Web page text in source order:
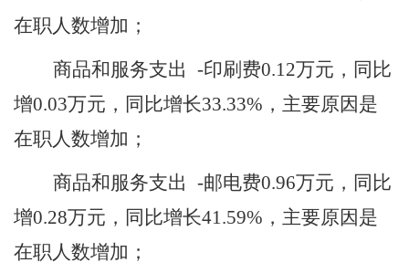
在职人数增加 ；
商品和服务支出 -印刷费0.12万元，同比
增0.03万元，同比增长33.33%，主要原因是
在职人数增加 ；
商品和服务支出 -邮电费0.96万元，同比
增0.28万元，同比增长41.59%，主要原因是
在职人数增加 ；